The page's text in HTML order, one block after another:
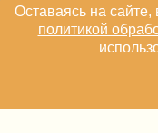
технологии
информации на основе
относящихся к
находящихся на
Оставаясь на сайте,
политикой